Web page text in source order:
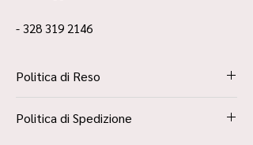
- 328 319 2146
Politica di Reso
“Termini e Condizioni”
Politica di Spedizione